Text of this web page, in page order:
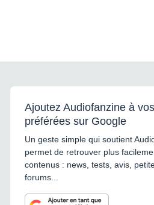
Ajoutez Audiofanzine à
préférées sur Google
Un geste simple qui soutient
permet de retrouver plus
contenus : news, tests, avis,
forums...